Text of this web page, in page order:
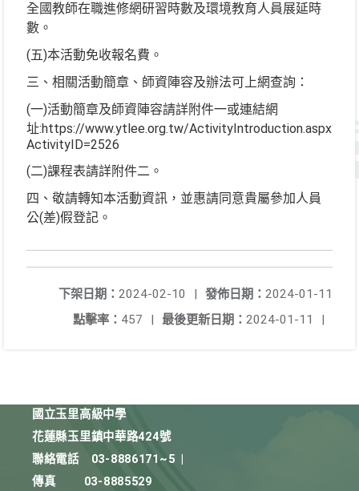
全國教師在職進修網研習時數及環境教育人員展延時
數。
(五)本活動免收報名費。
三、相關活動簡章、師資陣容及辦法可上網查詢：
(一)活動簡章及師資陣容請詳附件一或連結網
址:https://www.ytlee.org.tw/ActivityIntroduction.aspx?
ActivityID=2526
(二)課程表請詳附件二。
四、敬請轉知本活動資訊，並惠請同意貴屬參加人員
公(差)假登記。
發佈日期： 2024-01-11
下架日期： 2024-02-10
|
最後更新日期： 2024-01-11 |
點擊率： 457 |
國立玉里高級中學
花蓮縣玉里鎮中華路424號
聯絡電話
03-8886171~5
傳真
03-8885529